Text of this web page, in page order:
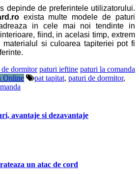
depinde de preferintele utilizatorului.
exista multe modele de paturi
in cele mai noi tendinte in
fiind, in acelasi timp, extrem
materialul si culoarea tapiteriei pot fi
dormitor paturi ieftine paturi la comanda
Online pat tapitat, paturi de dormitor,
avantaje si dezavantaje
un atac de cord